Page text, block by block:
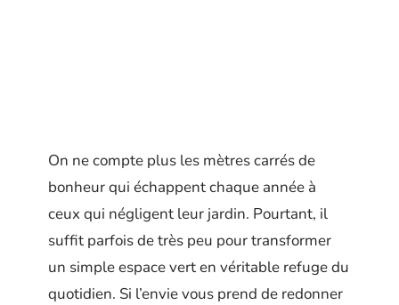
On ne compte plus les mètres carrés de
bonheur qui échappent chaque année à
ceux qui négligent leur jardin. Pourtant, il
suffit parfois de très peu pour transformer
un simple espace vert en véritable refuge du
quotidien. Si l’envie vous prend de redonner